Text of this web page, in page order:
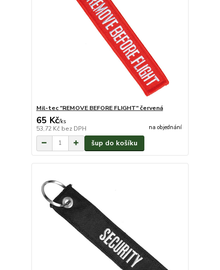
Mil-tec "REMOVE BEFORE FLIGHT" červená
65 Kč/ks
53,72 Kč bez DPH na objednání
šup do košíku